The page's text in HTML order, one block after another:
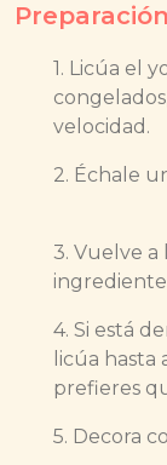
Preparación
1. Licúa el
velocidad.
2. Échale
3. Vuelve a
4. Si está
licúa hasta
prefieres
5. Decora